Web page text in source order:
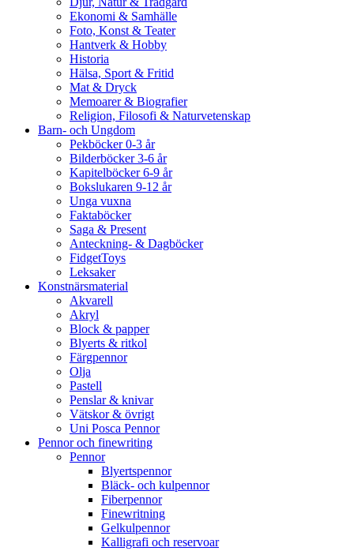
Ekonomi & Samhälle
Foto, Konst & Teater
Hantverk & Hobby
Historia
Hälsa, Sport & Fritid
Mat & Dryck
Memoarer & Biografier
Religion, Filosofi & Naturvetenskap
Barn- och Ungdom
Pekböcker 0-3 år
Bilderböcker 3-6 år
Kapitelböcker 6-9 år
Bokslukaren 9-12 år
Unga vuxna
Faktaböcker
Saga & Present
Anteckning- & Dagböcker
FidgetToys
Leksaker
Konstnärsmaterial
Akvarell
Akryl
Block & papper
Blyerts & ritkol
Färgpennor
Olja
Pastell
Penslar & knivar
Vätskor & övrigt
Uni Posca Pennor
Pennor och finewriting
Pennor
Blyertspennor
Bläck- och kulpennor
Fiberpennor
Finewritning
Gelkulpennor
Kalligrafi och reservoar